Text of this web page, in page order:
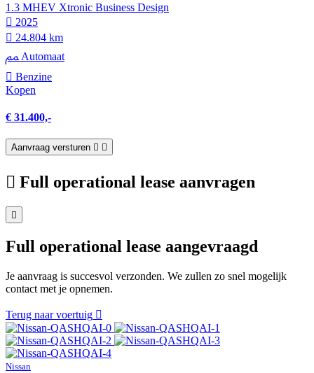
1.3 MHEV Xtronic Business Design
2025
24.804 km
Automaat
Benzine
Kopen
€ 31.400,-
Aanvraag versturen
Full operational lease aanvragen
Full operational lease aangevraagd
Je aanvraag is succesvol verzonden. We zullen zo snel mogelijk
contact met je opnemen.
Terug naar voertuig
Nissan